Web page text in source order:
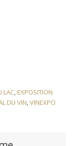
LAC, EXPOSITION
DU VIN,VINEXPO